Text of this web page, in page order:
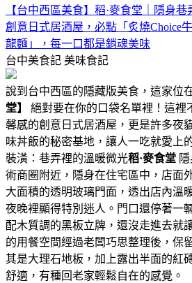
【台中西區美食】稻·麥食堂｜隱身
創意日式居酒屋，必點「炙燒Choice
龍麵」，每一口都是銷魂美味
台中美食記 美味食記
說到台中西區的隱藏版美食，這家位
堂】
絕對要在你的口袋名單裡！這裡
馨感的創意日式居酒屋，更是許多夜
味丼飯的秘密基地，讓人一吃就愛上
裝潢：巷弄裡的溫暖微光稻·麥食堂
術商圈附近，隱身在住宅區中，店面
大面積的透明玻璃門面，透出店內溫
夜晚裡顯得特別迷人。門口還停著一
配木質調的黑板立牌，還沒走進去就
的用餐空間經過老闆巧思整理後，保
其是大理石地板，加上露出半面的紅
舒適，有種回老家輕鬆自在的感覺。